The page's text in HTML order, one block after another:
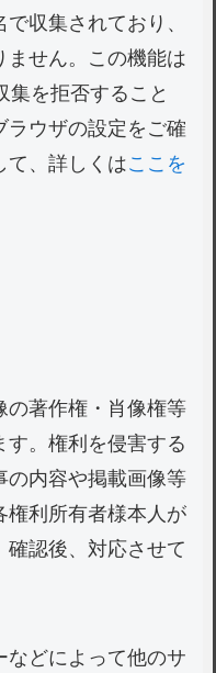
収集されており、
ません。この機能は
集を拒否すること
ラウザの設定をご確
て、詳しくはここを
の著作権・肖像権等
す。権利を侵害する
の内容や掲載画像等
権利所有者様本人が
確認後、対応させて
などによって他のサ